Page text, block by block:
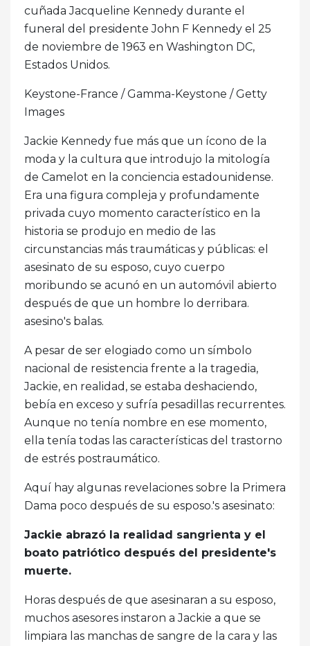
cuñada Jacqueline Kennedy durante el
funeral del presidente John F Kennedy el 25
de noviembre de 1963 en Washington DC,
Estados Unidos.
Keystone-France / Gamma-Keystone / Getty
Images
Jackie Kennedy fue más que un ícono de la
moda y la cultura que introdujo la mitología
de Camelot en la conciencia estadounidense.
Era una figura compleja y profundamente
privada cuyo momento característico en la
historia se produjo en medio de las
circunstancias más traumáticas y públicas: el
asesinato de su esposo, cuyo cuerpo
moribundo se acunó en un automóvil abierto
después de que un hombre lo derribara.
asesino's balas.
A pesar de ser elogiado como un símbolo
nacional de resistencia frente a la tragedia,
Jackie, en realidad, se estaba deshaciendo,
bebía en exceso y sufría pesadillas recurrentes.
Aunque no tenía nombre en ese momento,
ella tenía todas las características del trastorno
de estrés postraumático.
Aquí hay algunas revelaciones sobre la Primera
Dama poco después de su esposo.'s asesinato:
Jackie abrazó la realidad sangrienta y el
boato patriótico después del presidente's
muerte.
Horas después de que asesinaran a su esposo,
muchos asesores instaron a Jackie a que se
limpiara las manchas de sangre de la cara y las